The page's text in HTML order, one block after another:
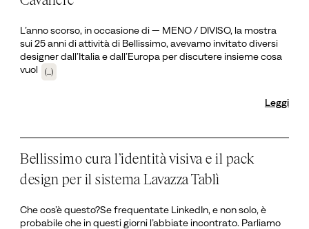
L’anno scorso, in occasione di — MENO / DIVISO, la mostra
sui 25 anni di attività di Bellissimo, avevamo invitato diversi
designer dall’Italia e dall’Europa per discutere insieme cosa
vuol
(...)
Leggi
Bellissimo cura l’identità visiva e il pack
design per il sistema Lavazza Tablì
Che cos’è questo?Se frequentate LinkedIn, e non solo, è
probabile che in questi giorni l’abbiate incontrato. Parliamo